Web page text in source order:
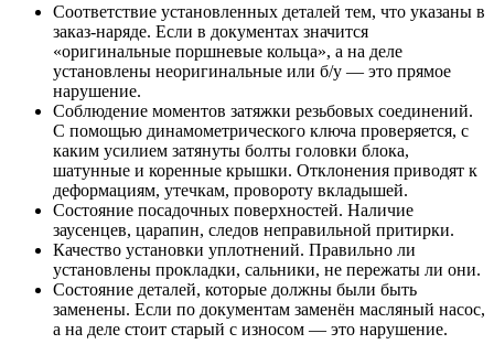
Соответствие установленных деталей тем, что указаны в
заказ-наряде. Если в документах значится
«оригинальные поршневые кольца», а на деле
установлены неоригинальные или б/у — это прямое
нарушение.
Соблюдение моментов затяжки резьбовых соединений.
С помощью динамометрического ключа проверяется, с
каким усилием затянуты болты головки блока,
шатунные и коренные крышки. Отклонения приводят к
деформациям, утечкам, провороту вкладышей.
Состояние посадочных поверхностей. Наличие
заусенцев, царапин, следов неправильной притирки.
Качество установки уплотнений. Правильно ли
установлены прокладки, сальники, не пережаты ли они.
Состояние деталей, которые должны были быть
заменены. Если по документам заменён масляный насос,
а на деле стоит старый с износом — это нарушение.